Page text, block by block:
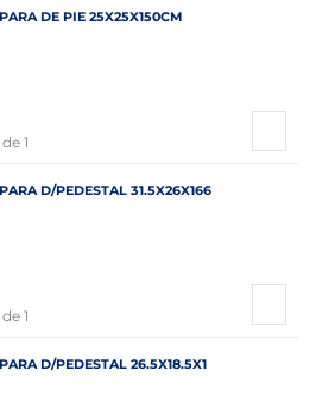
DE PIE 25X25X150CM
1
D/PEDESTAL 31.5X26X166
1
D/PEDESTAL 26.5X18.5X1